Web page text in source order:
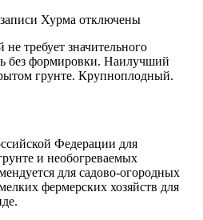
Хурма отключены
требует значительного
без формировки. Наилучший
грунте. Крупноплодный.
Федерации для
и необогреваемых
для садово-огородных
фермерских хозяйств для